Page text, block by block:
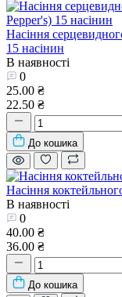
Насіння
15 насінин
В наявності
0
25.00 ₴
22.50 ₴
До кошика
Насіння
В наявності
0
40.00 ₴
36.00 ₴
До кошика